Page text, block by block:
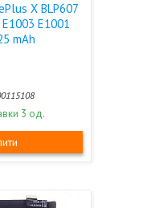
X BLP607
E1001
mAh
3 од.